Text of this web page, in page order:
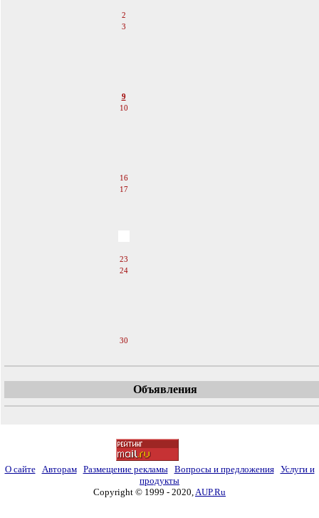
2
3
9
10
16
17
23
24
30
Объявления
О сайте Авторам Размещение рекламы Вопросы и предложения
Услуги и
продукты
Copyright © 1999 - 2020,AUP.Ru